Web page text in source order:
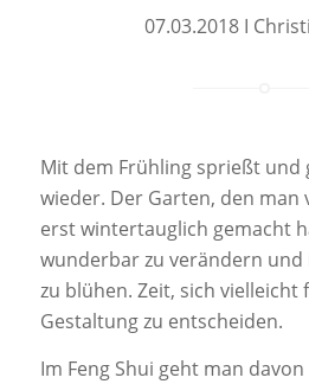
07.03.2018 I
Mit dem Frühling sprießt und
wieder. Der Garten, den man
erst wintertauglich gemacht
wunderbar zu verändern
zu blühen. Zeit, sich vielleicht
Gestaltung zu entscheiden.
Im Feng Shui geht man